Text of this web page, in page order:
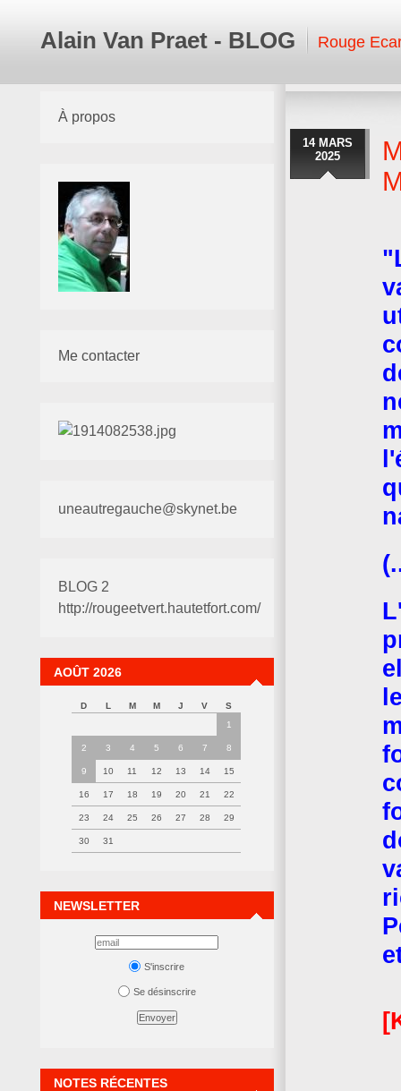
Alain Van Praet - BLOG Rouge
À propos
Me contacter
uneautregauche@skynet.be
BLOG 2
http://rougeetvert.hautetfort.com/
AOÛT 2026
D L M M J V
S
1
2 3 4 5 6 7 8
9 10 11 12 13 14 15
16 17 18 19 20 21 22
23 24 25 26 27 28 29
30 31
NEWSLETTER
S'inscrire
Se désinscrire
NOTES RÉCENTES
14 MARS
2025